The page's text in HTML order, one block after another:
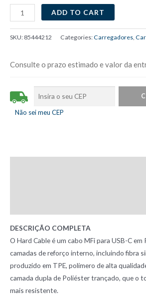
Cabo
MFi
para
Poliéster
ADD TO CART
SKU: 85444212 Categories:Carregadores
Consulte o prazo estimado e valor da
Não sei meu CEP
DESCRIÇÃO COMPLETA
O Hard Cable é um cabo MFi para USB-C em
camadas de reforço interno, incluindo fibra
produzido em TPE, polímero de alta
camada dupla de Poliéster trançado, que o
mais resistente.